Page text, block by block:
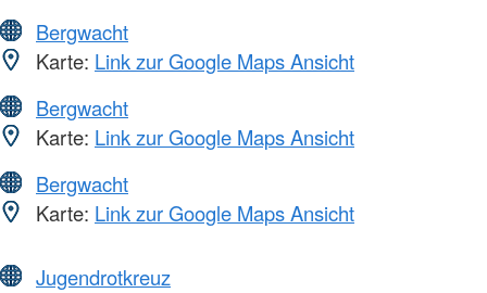
Bergwacht
Karte: Link zur Google Maps Ansicht
Bergwacht
Karte: Link zur Google Maps Ansicht
Bergwacht
Karte: Link zur Google Maps Ansicht
Jugendrotkreuz